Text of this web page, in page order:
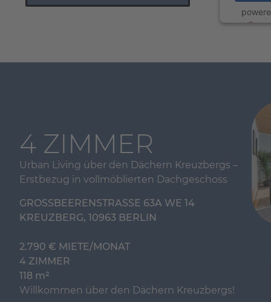
4 ZIMMER
Urban Living über den Dächern Kreuzbergs –
Erstbezug in vollmöblierten Dachgeschoss
GROSSBEERENSTRASSE 63A WE 14
KREUZBERG, 10963 BERLIN
2.790 € MIETE/MONAT
4 ZIMMER
118 m²
Willkommen über den Dächern Kreuzbergs!